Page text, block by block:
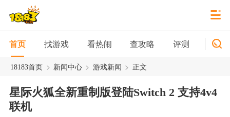
首页 找游戏 看热闹 查攻略 评测 新游
18183首页 > 新闻中心 > 游戏新闻 > 正文
星际火狐全新重制版登陆Switch 2 支持4v4
联机